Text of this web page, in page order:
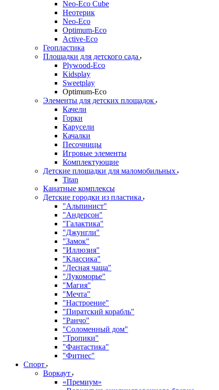
Neo-Eco Cube
Неотерик
Neo-Eco
Оptimum-Еco
Active-Eco
Геопластика
Площадки для детского сада
Plywood-Eco
Kidsplay
Sweetplay
Оptimum-Еco
Элементы для детских площадок
Качели
Горки
Карусели
Качалки
Песочницы
Игровые элементы
Комплектующие
Детские площадки для маломобильных
Titan
Канатные комплексы
Детские городки из пластика
"Альпинист"
"Андерсон"
"Галактика"
"Джунгли"
"Замок"
"Иллюзия"
"Классика"
"Лесная чаща"
"Лукоморье"
"Магия"
"Мечта"
"Настроение"
"Пиратский корабль"
"Ранчо"
"Соломенный дом"
"Тропики"
"Фантастика"
"Фитнес"
Спорт
Воркаут
«Премиум»